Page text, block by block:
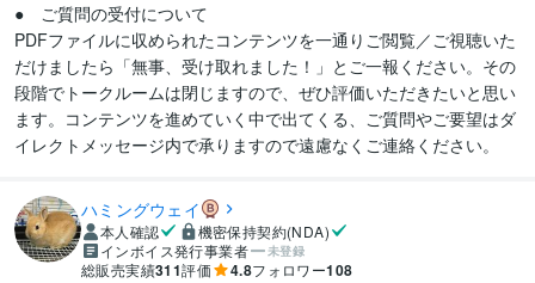
●　ご質問の受付について
PDFファイルに収められたコンテンツを一通りご閲覧／ご視聴いた
だけましたら「無事、受け取れました！」とご一報ください。その
段階でトークルームは閉じますので、ぜひ評価いただきたいと思い
ます。コンテンツを進めていく中で出てくる、ご質問やご要望はダ
イレクトメッセージ内で承りますので遠慮なくご連絡ください。
ハミングウェイ
本人確認
機密保持契約(NDA)
インボイス発行事業者
未登録
総販売実績311評価 4.8フォロワー108